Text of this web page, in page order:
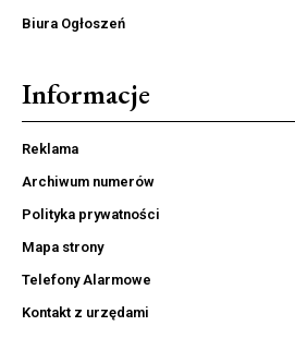
Biura Ogłoszeń
Informacje
Reklama
Archiwum numerów
Polityka prywatności
Mapa strony
Telefony Alarmowe
Kontakt z urzędami